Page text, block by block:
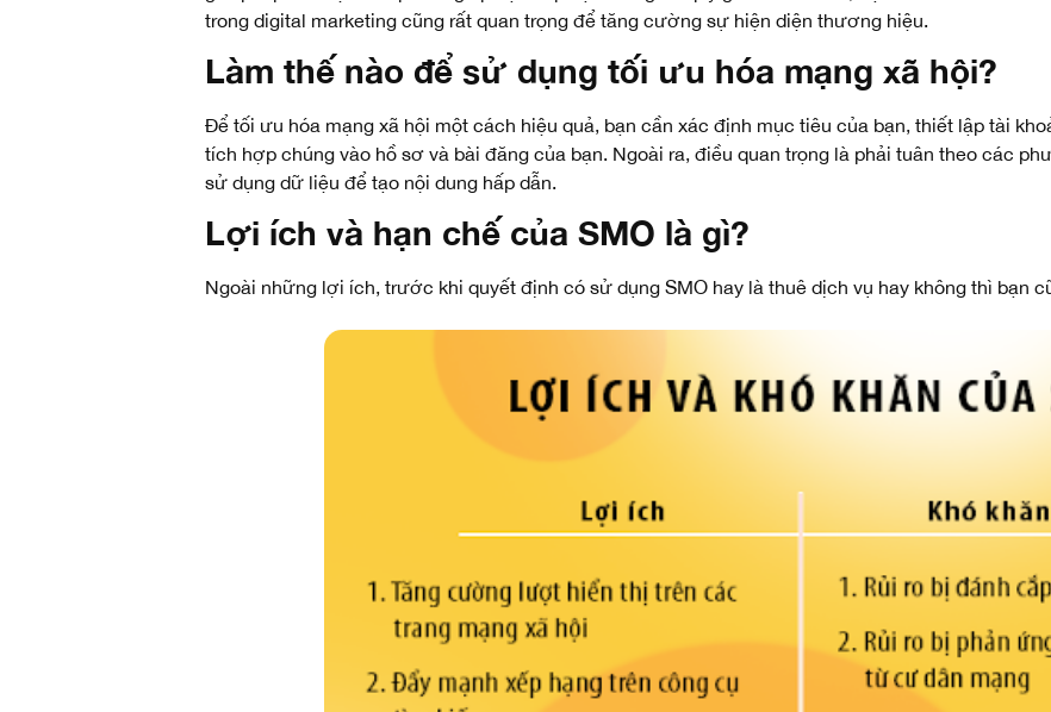
trong digital marketing cũng rất quan trọng để tăng cường sự hiện diện thương hiệu.
Làm thế nào để sử dụng tối ưu hóa mạng xã hội?
Để tối ưu hóa mạng xã hội một cách hiệu quả, bạn cần xác định mục tiêu của bạn, thiết lập tài
tích hợp chúng vào hồ sơ và bài đăng của bạn. Ngoài ra, điều quan trọng là phải tuân theo các
sử dụng dữ liệu để tạo nội dung hấp dẫn.
Lợi ích và hạn chế của SMO là gì?
Ngoài những lợi ích, trước khi quyết định có sử dụng SMO hay là thuê dịch vụ hay không thì bạn